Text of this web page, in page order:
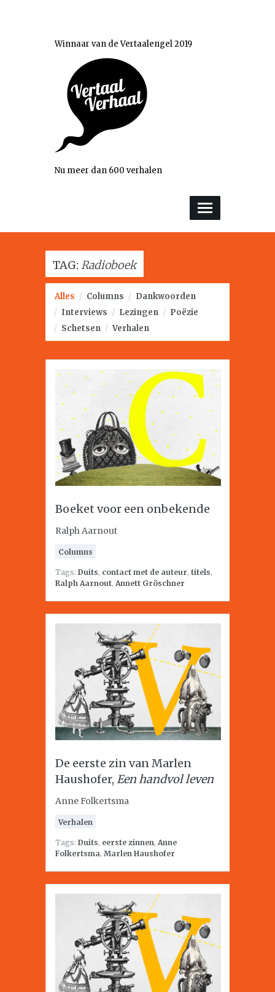
Winnaar van de Vertaalengel 2019
Nu meer dan 600 verhalen
TAG: Radioboek
Alles / Columns / Dankwoorden
/ Interviews / Lezingen / Poëzie
/ Schetsen / Verhalen
Boeket voor een onbekende
Ralph Aarnout
Columns
Tags: Duits, contact met de auteur, titels,
Ralph Aarnout, Annett Gröschner
De eerste zin van Marlen
Haushofer, Een handvol leven
Anne Folkertsma
Verhalen
Tags: Duits, eerste zinnen, Anne
Folkertsma, Marlen Haushofer